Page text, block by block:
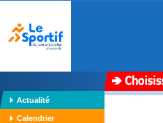
Actualité
Calendrier